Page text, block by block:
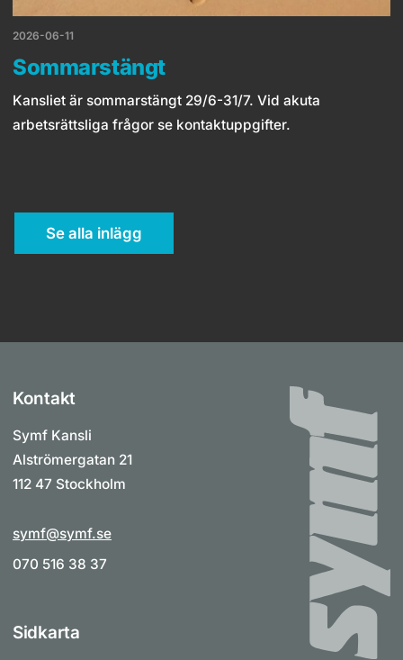
2026-06-11
Sommarstängt
Kansliet är sommarstängt 29/6-31/7. Vid akuta
arbetsrättsliga frågor se kontaktuppgifter.
Se alla inlägg
Kontakt
Symf Kansli
Alströmergatan 21
112 47 Stockholm
symf@symf.se
070 516 38 37
Sidkarta